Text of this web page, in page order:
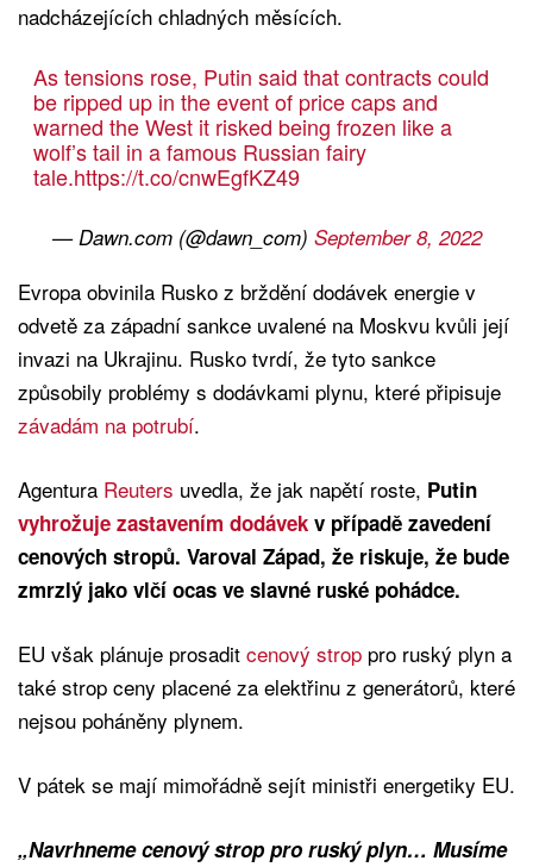
nadcházejících chladných měsících.
As tensions rose, Putin said that contracts could
be ripped up in the event of price caps and
warned the West it risked being frozen like a
wolf’s tail in a famous Russian fairy
tale.https://t.co/cnwEgfKZ49
— Dawn.com (@dawn_com) September 8, 2022
Evropa obvinila Rusko z brždění dodávek energie v
odvetě za západní sankce uvalené na Moskvu kvůli její
invazi na Ukrajinu. Rusko tvrdí, že tyto sankce
způsobily problémy s dodávkami plynu, které připisuje
závadám na potrubí.
Agentura Reuters uvedla, že jak napětí roste, Putin
vyhrožuje zastavením dodávek v případě zavedení
cenových stropů. Varoval Západ, že riskuje, že bude
zmrzlý jako vlčí ocas ve slavné ruské pohádce.
EU však plánuje prosadit cenový strop pro ruský plyn a
také strop ceny placené za elektřinu z generátorů, které
nejsou poháněny plynem.
V pátek se mají mimořádně sejít ministři energetiky EU.
„Navrhneme cenový strop pro ruský plyn… Musíme